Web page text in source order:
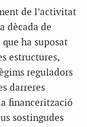
de l’activitat
dècada de
que ha suposat
estructures,
reguladors
darreres
financerització
sostingudes